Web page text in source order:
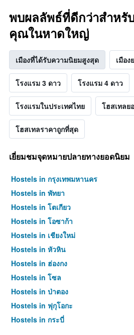
พบผลลัพธ์ที่ดีกว่าสำหรั
คุณในหาดใหญ่
เมืองที่ได้รับความนิยมสูงสุด เมือ
โรงแรม 3 ดาว โรงแรม 4 ดาว
โรงแรมในประเทศไทย โฮสเทลย
โฮสเทลราคาถูกที่สุด
เยี่ยมชมจุดหมายปลายทางยอดนิยม
Hostels in กรุงเทพมหานคร
Hostels in พัทยา
Hostels in โตเกียว
Hostels in โอซาก้า
Hostels in เชียงใหม่
Hostels in หัวหิน
Hostels in ฮ่องกง
Hostels in โซล
Hostels in ป่าตอง
Hostels in ฟุกุโอกะ
Hostels in กระบี่